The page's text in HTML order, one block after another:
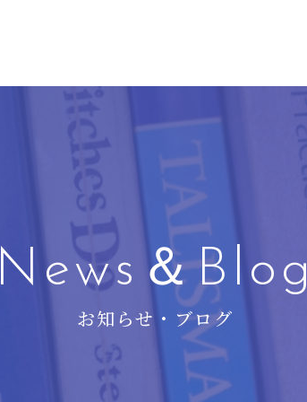
News＆Blog
お知らせ・ブログ